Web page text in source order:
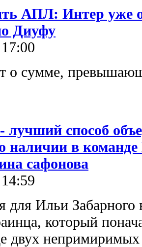
АПЛ: Интер уже
Диуфу
о сумме,
лучший способ
наличии в
сафонова
для Ильи
который
двух непримиримых